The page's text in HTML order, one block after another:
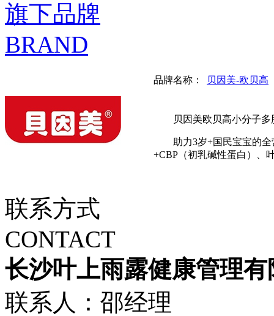
旗下品牌
BRAND
品牌名称： 贝因美-欧贝高
贝因美欧贝高小分子
助力3岁+国民宝宝的
+CBP（初乳碱性蛋白）、
联系方式
CONTACT
长沙叶上雨露健康管理有
联系人：邵经理